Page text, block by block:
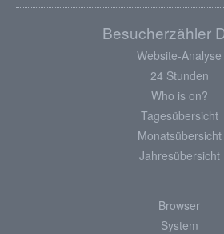
Besucherzähler
Website-Analyse
24 Stunden
Who is on?
Tagesübersicht
Monatsübersicht
Jahresübersicht
Browser
System